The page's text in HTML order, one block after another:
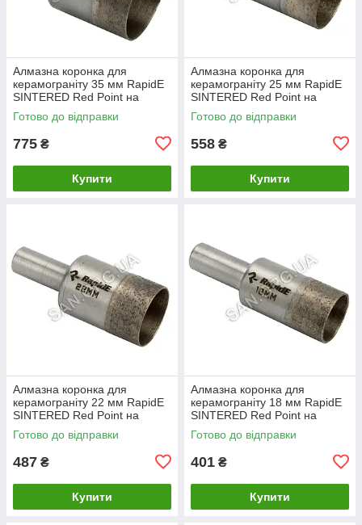
Алмазна коронка для
керамограніту 35 мм RapidE
SINTERED Red Point на
Дриль
Готово до відправки
775 ₴
Купити
Алмазна коронка для
керамограніту 25 мм RapidE
SINTERED Red Point на
Дриль
Готово до відправки
558 ₴
Купити
Алмазна коронка для
керамограніту 22 мм RapidE
SINTERED Red Point на
Дриль
Готово до відправки
487 ₴
Купити
Алмазна коронка для
керамограніту 18 мм RapidE
SINTERED Red Point на
Дриль
Готово до відправки
401 ₴
Купити